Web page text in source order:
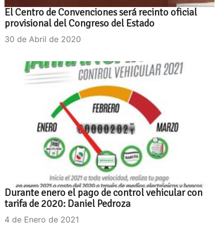
El Centro de Convenciones será recinto oficial
provisional del Congreso del Estado
30 de Abril de 2020
Durante enero el pago de control vehicular con
tarifa de 2020: Daniel Pedroza
4 de Enero de 2021